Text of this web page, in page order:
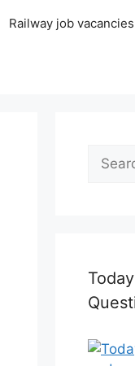
Railway job vacancies
Search
for: